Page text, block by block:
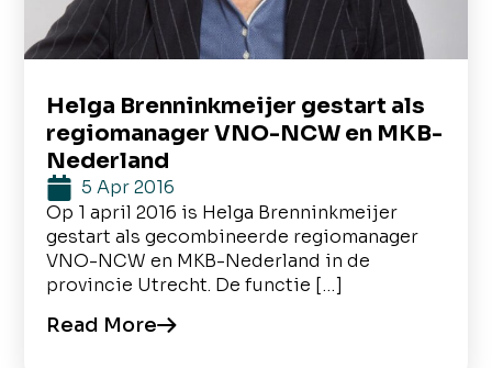
Helga Brenninkmeijer gestart als
regiomanager VNO-NCW en MKB-
Nederland
5 Apr 2016
Op 1 april 2016 is Helga Brenninkmeijer
gestart als gecombineerde regiomanager
VNO-NCW en MKB-Nederland in de
provincie Utrecht. De functie […]
Read More